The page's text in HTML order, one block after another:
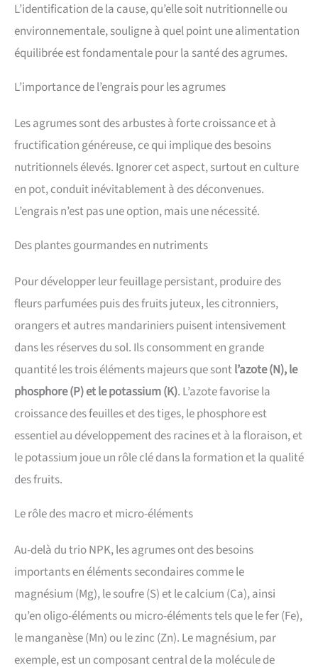
L’identification de la cause, qu’elle soit nutritionnelle ou
environnementale, souligne à quel point une alimentation
équilibrée est fondamentale pour la santé des agrumes.
L’importance de l’engrais pour les agrumes
Les agrumes sont des arbustes à forte croissance et à
fructification généreuse, ce qui implique des besoins
nutritionnels élevés. Ignorer cet aspect, surtout en culture
en pot, conduit inévitablement à des déconvenues.
L’engrais n’est pas une option, mais une nécessité.
Des plantes gourmandes en nutriments
Pour développer leur feuillage persistant, produire des
fleurs parfumées puis des fruits juteux, les citronniers,
orangers et autres mandariniers puisent intensivement
dans les réserves du sol. Ils consomment en grande
quantité les trois éléments majeurs que sontl’azote (N), le
phosphore (P) et le potassium (K). L’azote favorise la
croissance des feuilles et des tiges, le phosphore est
essentiel au développement des racines et à la floraison, et
le potassium joue un rôle clé dans la formation et la qualité
des fruits.
Le rôle des macro et micro-éléments
Au-delà du trio NPK, les agrumes ont des besoins
importants en éléments secondaires comme le
magnésium (Mg), le soufre (S) et le calcium (Ca), ainsi
qu’en oligo-éléments ou micro-éléments tels que le fer (Fe),
le manganèse (Mn) ou le zinc (Zn). Le magnésium, par
exemple, est un composant central de la molécule de